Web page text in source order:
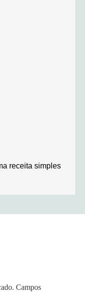
receita simples
Campos